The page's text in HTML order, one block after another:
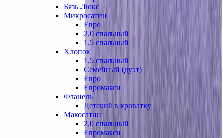
Бязь Люкс
Микросатин
Евро
2,0 спальный
1,5 спальный
Хлопок
1,5 спальный
Семейный (дуэт)
Евро
Евромакси
Фланель
Детский в кроватку
Макосатин
2,0 спальный
Евромакси